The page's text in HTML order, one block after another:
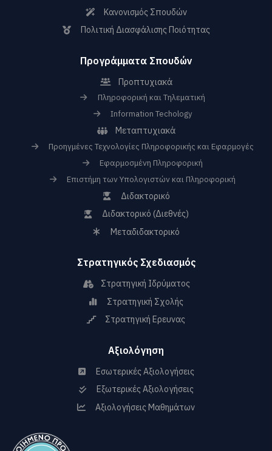
Κανονισμός Σπουδών
Πολιτική Διασφάλισης Ποιότητας
Προγράμματα Σπουδών
Προπτυχιακά
Πληροφορική και Τηλεματική
Information Techology
Μεταπτυχιακά
Προηγμένες Τεχνολογίες Πληροφορικής και Εφαρμογές
Εφαρμοσμένη Πληροφορική
Επιστήμη των Υπολογιστών και Πληροφορική
Διδακτορικό
Διδακτορικό (Διεθνές)
Μεταδιδακτορικό
Στρατηγικός Σχεδιασμός
Στρατηγική Ιδρύματος
Στρατηγική Σχολής
Στρατηγική Ερευνας
Αξιολόγηση
Εσωτερικές Αξιολογήσεις
Εξωτερικές Αξιολογήσεις
Αξιολογήσεις Μαθημάτων